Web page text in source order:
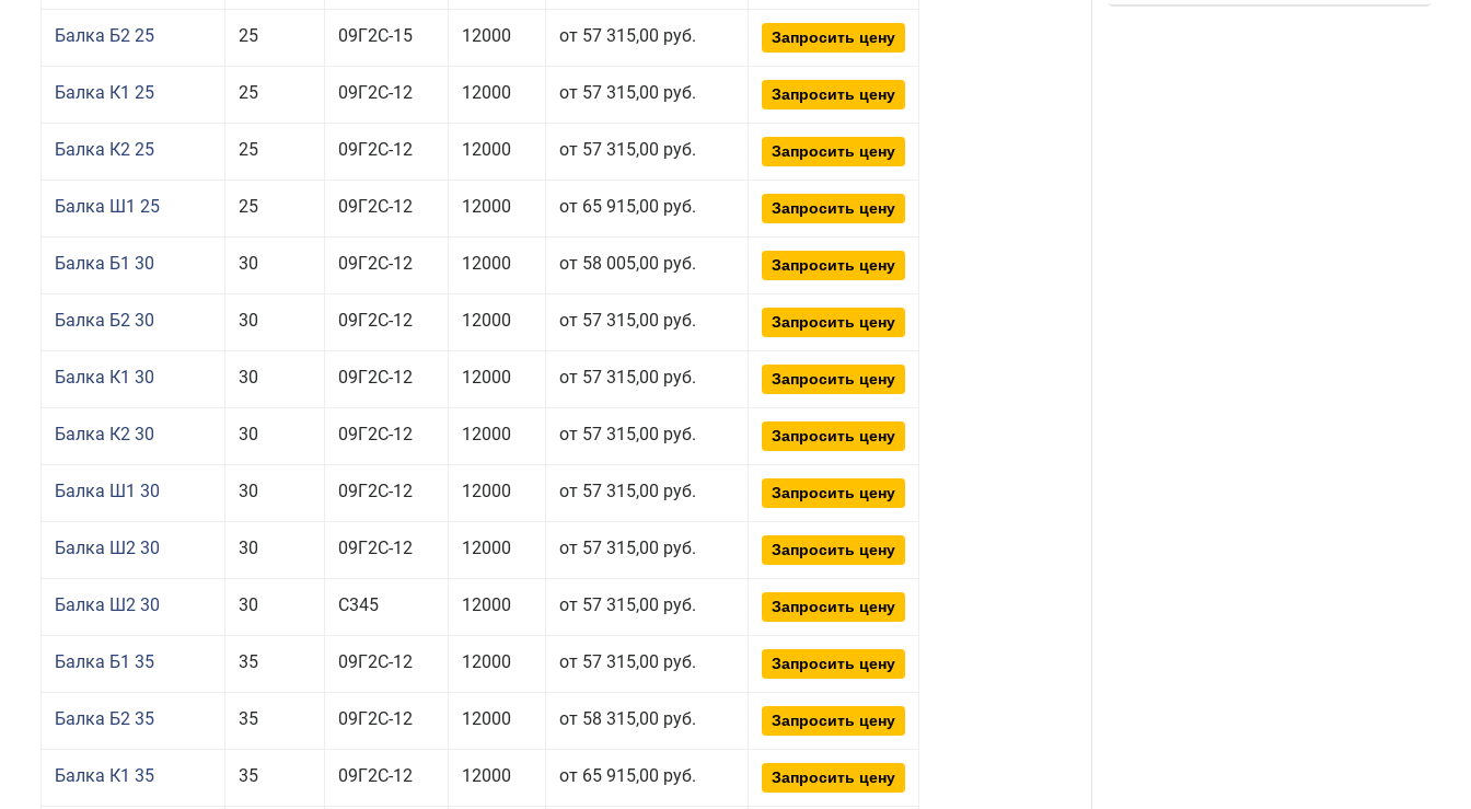
Балка Б2 25 25 09Г2С-15 12000 от 57 315,00 руб. Запросить цену
Балка К1 25 25 09Г2С-12 12000 от 57 315,00 руб. Запросить цену
Балка К2 25 25 09Г2С-12 12000 от 57 315,00 руб. Запросить цену
Балка Ш1 25 25 09Г2С-12 12000 от 65 915,00 руб. Запросить цену
Балка Б1 30 30 09Г2С-12 12000 от 58 005,00 руб. Запросить цену
Балка Б2 30 30 09Г2С-12 12000 от 57 315,00 руб. Запросить цену
Балка К1 30 30 09Г2С-12 12000 от 57 315,00 руб. Запросить цену
Балка К2 30 30 09Г2С-12 12000 от 57 315,00 руб. Запросить цену
Балка Ш1 30 30 09Г2С-12 12000 от 57 315,00 руб. Запросить цену
Балка Ш2 30 30 09Г2С-12 12000 от 57 315,00 руб. Запросить цену
Балка Ш2 30 30 С345 12000 от 57 315,00 руб. Запросить цену
Балка Б1 35 35 09Г2С-12 12000 от 57 315,00 руб. Запросить цену
Балка Б2 35 35 09Г2С-12 12000 от 58 315,00 руб. Запросить цену
Балка К1 35 35 09Г2С-12 12000 от 65 915,00 руб. Запросить цену